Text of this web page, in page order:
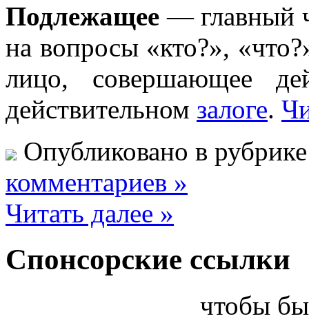
Подлежащее — главный
на вопросы «кто?»,
лицо, совершающее
действительном залоге.
Опубликовано в
комментариев »
Читать далее »
Спонсорские ссылки
чтобы